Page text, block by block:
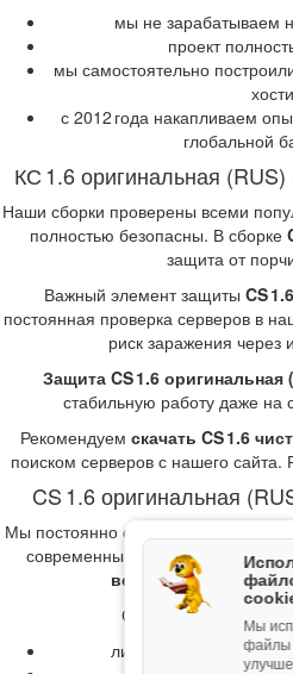
мы не зарабатываем
проект
мы самостоятельно
с 2012 года накапливаем
глобальной
КС 1.6 оригинальная
Наши сборки проверены всеми
полностью безопасны. В сборке
защита от
Важный элемент защиты CS
постоянная проверка серверов в
риск заражения через
Защита CS 1.6 оригинальная
стабильную работу даже на
Рекомендуем скачать CS 1.6
поиском серверов с нашего сайта.
CS 1.6 оригинальная
Мы постоянно оптимизируем
современным требованиям.КС
версия)работает на
СборкаCS 1.6
лидирует по
Мы
файлы